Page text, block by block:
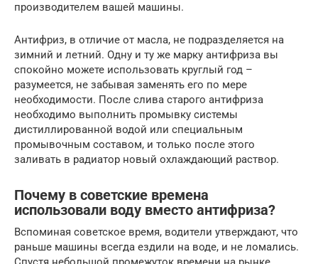
производителем вашей машины.
Антифриз, в отличие от масла, не подразделяется на
зимний и летний. Одну и ту же марку антифриза вы
спокойно можете использовать круглый год –
разумеется, не забывая заменять его по мере
необходимости. После слива старого антифриза
необходимо выполнить промывку системы
дистиллированной водой или специальным
промывочным составом, и только после этого
заливать в радиатор новый охлаждающий раствор.
Почему в советские времена
использовали воду вместо антифриза?
Вспоминая советское время, водители утверждают, что
раньше машины всегда ездили на воде, и не ломались.